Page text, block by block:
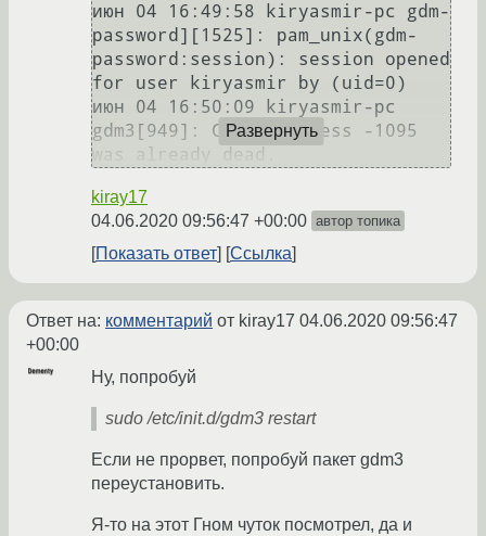
июн 04 16:49:58 kiryasmir-pc gdm-
password][1525]: pam_unix(gdm-
password:session): session opened
for user kiryasmir by (uid=0)
июн 04 16:50:09 kiryasmir-pc
gdm3[949]: Child process -1095
was already dead.
Развернуть
kiray17
04.06.2020 09:56:47 +00:00 автор топика
Показать ответ Ссылка
Ответ на: комментарий от kiray17 04.06.2020 09:56:47
+00:00
Ну, попробуй
sudo /etc/init.d/gdm3 restart
Если не прорвет, попробуй пакет gdm3
переустановить.
Я-то на этот Гном чуток посмотрел, да и